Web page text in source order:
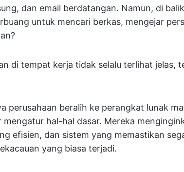
dan email berdatangan. Namun, di
untuk mencari berkas, mengejar
di tempat kerja tidak selalu terlihat jelas,
perusahaan beralih ke perangkat lunak
mengatur hal-hal dasar. Mereka
efisien, dan sistem yang memastikan
yang biasa terjadi.